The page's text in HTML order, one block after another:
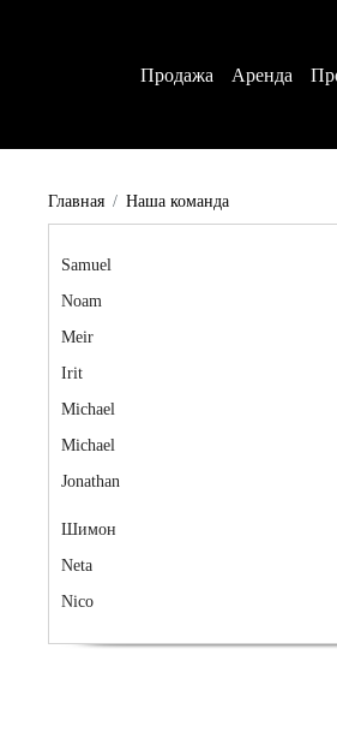
Аренда
Главная Наша команда
Samuel
Noam
Meir
Irit
Michael
Michael
Jonathan
Шимон
Neta
Nico